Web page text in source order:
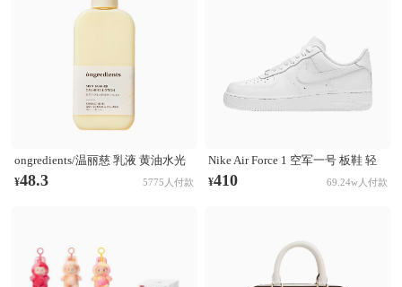
ongredients/温丽慈 乳液 黄油水光
妆前乳液 舒缓肌肤 修护保湿
¥48.3 5775人付款
Nike Air Force 1 空军一号 板鞋 轻
便舒适百搭耐磨防滑复古 White 纯
¥410 69.24w人付款